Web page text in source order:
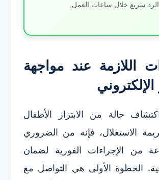
الرد سريع خلال ساعات العمل.
اللازمة عند مواجهة
الإلكتروني
حالة من الابتزاز الأطفال
الاستغلال، فإنه من الضروري
من الإجراءات الفورية لضمان
الخطوة الأولى هي التواصل مع